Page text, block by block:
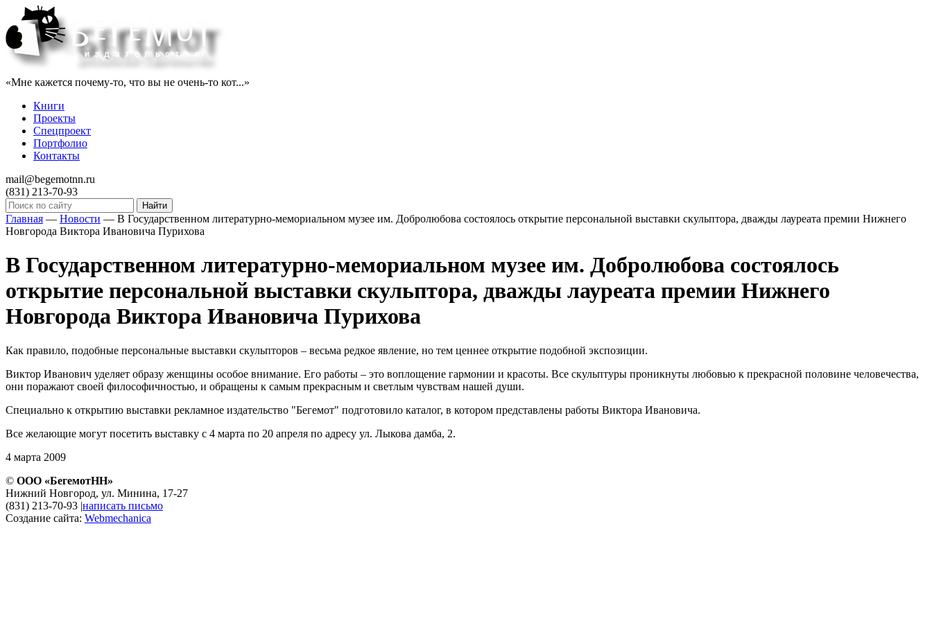
«Мне кажется почему-то, что вы не очень-то кот...»
Книги
Проекты
Спецпроект
Портфолио
Контакты
mail@begemotnn.ru
(831) 213-70-93
Главная — Новости — В Государственном литературно-мемориальном музее им. Добролюбова состоялось открытие персональной выставки скульптора, дважды лауреата премии Нижнего
Новгорода Виктора Ивановича Пурихова
В Государственном литературно-мемориальном музее им. Добролюбова состоялось
открытие персональной выставки скульптора, дважды лауреата премии Нижнего
Новгорода Виктора Ивановича Пурихова
Как правило, подобные персональные выставки скульпторов – весьма редкое явление, но тем ценнее открытие подобной экспозиции.
Виктор Иванович уделяет образу женщины особое внимание. Его работы – это воплощение гармонии и красоты. Все скульптуры проникнуты любовью к прекрасной половине человечества,
они поражают своей философичностью, и обращены к самым прекрасным и светлым чувствам нашей души.
Специально к открытию выставки рекламное издательство "Бегемот" подготовило каталог, в котором представлены работы Виктора Ивановича.
Все желающие могут посетить выставку с 4 марта по 20 апреля по адресу ул. Лыкова дамба, 2.
4 марта 2009
© ООО «БегемотНН»
Нижний Новгород, ул. Минина, 17-27
(831) 213-70-93 |написать письмо
Создание сайта: Webmechanica